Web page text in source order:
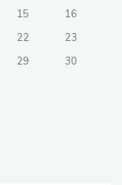
15
16
22
23
29
30